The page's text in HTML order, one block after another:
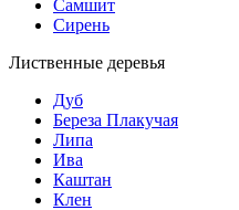
Самшит
Сирень
Лиственные деревья
Дуб
Береза Плакучая
Липа
Ива
Каштан
Клен